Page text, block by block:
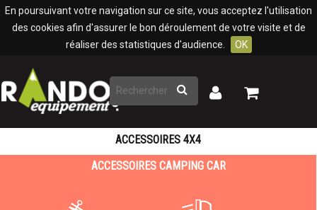
En poursuivant votre navigation sur ce site, vous acceptez l'utilisation
des cookies afin d'assurer le bon déroulement de votre visite et de
réaliser des statistiques d'audience.
OK
Rechercher
Mon
Mon
ACCESSOIRES 4X4
ACCESSOIRES CAMPING CAR
Panneau de gestion des cookies